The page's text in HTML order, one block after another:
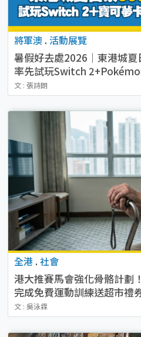
將軍澳 . 活動展覽
暑假好去處2026｜東港城夏
率先試玩Switch
復古市集8月進駐！
文 : 張詩朗
全港 . 社會
港大推賽馬會強化骨骼計劃
完成免費運動訓練送超市禮
文 : 吳泳霖